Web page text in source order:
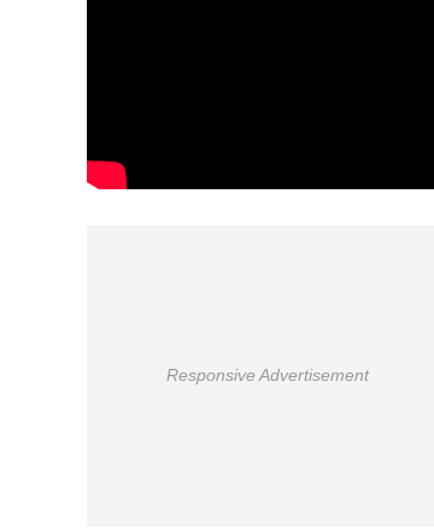
Responsive Advertisement